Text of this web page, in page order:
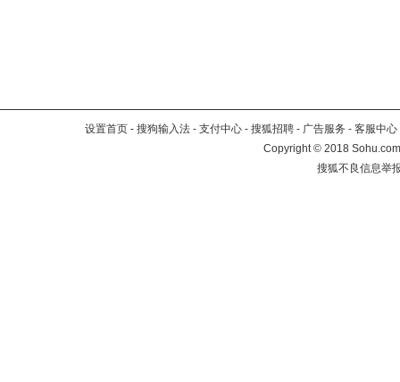
设置首页 - 搜狗输入法 - 支付中心 - 搜狐招聘 - 广告服务 - 客服中心
Copyright©2018
搜狐不良信息举